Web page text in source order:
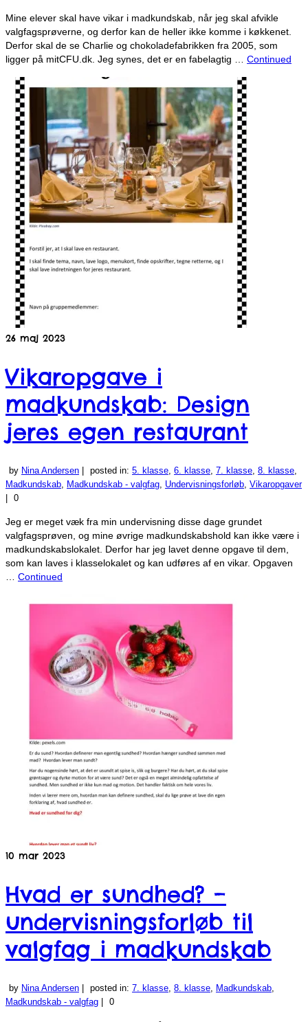
Mine elever skal have vikar i madkundskab, når jeg skal afvikle
valgfagsprøverne, og derfor kan de heller ikke komme i køkkenet.
Derfor skal de se Charlie og chokoladefabrikken fra 2005, som
ligger på mitCFU.dk. Jeg synes, det er en fabelagtig … Continued
26 maj 2023
Vikaropgave i
madkundskab: Design
jeres egen restaurant
by Nina Andersen posted in: 5. klasse, 6. klasse, 7. klasse, 8. klasse,
Madkundskab, Madkundskab - valgfag, Undervisningsforløb, Vikaropgaver
0
Jeg er meget væk fra min undervisning disse dage grundet
valgfagsprøven, og mine øvrige madkundskabshold kan ikke være i
madkundskabslokalet. Derfor har jeg lavet denne opgave til dem,
som kan laves i klasselokalet og kan udføres af en vikar. Opgaven
Continued
10 mar 2023
Hvad er sundhed? –
undervisningsforløb til
valgfag i madkundskab
by Nina Andersen posted in: 7. klasse, 8. klasse, Madkundskab,
Madkundskab - valgfag
0